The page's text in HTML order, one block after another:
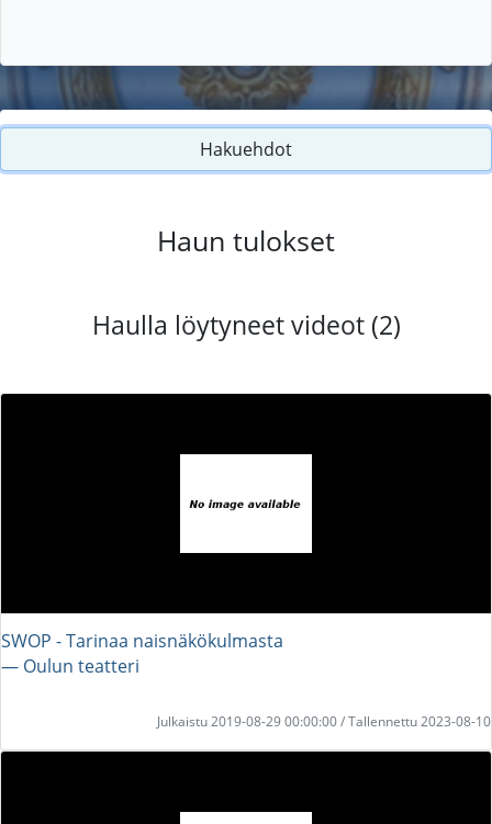
Hakuehdot
Haun tulokset
Haulla löytyneet videot (2)
SWOP - Tarinaa naisnäkökulmasta
― Oulun teatteri
Julkaistu 2019-08-29 00:00:00 / Tallennettu 2023-08-10